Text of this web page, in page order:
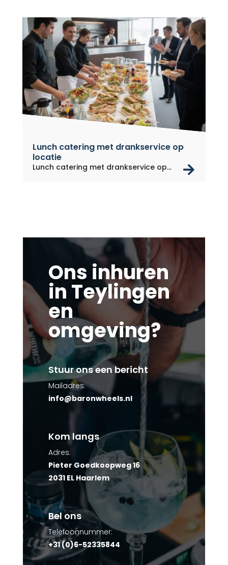
Lunch catering met drankservice op
locatie
Lunch catering met drankservice op...
Ons inhuren
in Teylingen
en
omgeving?
Stuur ons een bericht
Mailadres:
info@baronwheels.nl
Kom langs
Adres:
Pieter Goedkoopweg 16
2031 EL Haarlem
Bel ons
Telefoonnummer:
+31 (0)6-52335844